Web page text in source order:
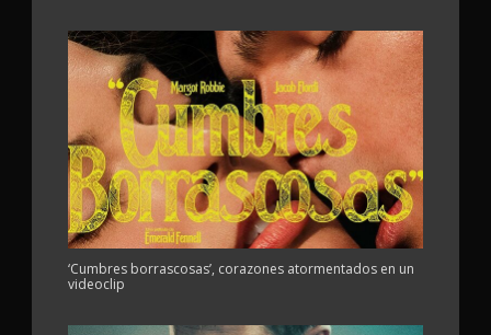
‘Cumbres borrascosas’, corazones atormentados en un
videoclip